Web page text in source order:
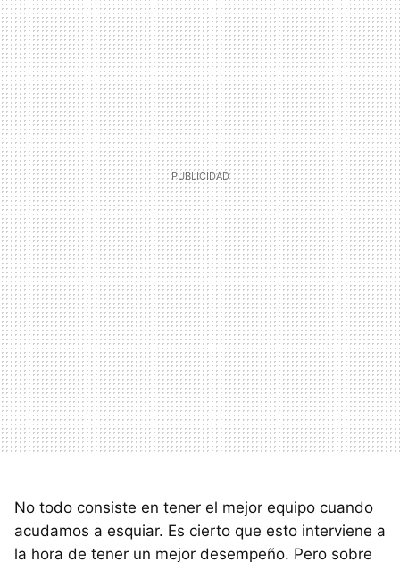
No todo consiste en tener el mejor equipo cuando
acudamos a esquiar. Es cierto que esto interviene a
la hora de tener un mejor desempeño. Pero sobre